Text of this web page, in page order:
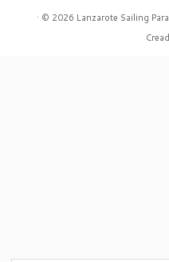
· © 2026 Lanzarote Sailing